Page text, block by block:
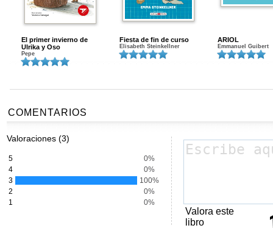
El primer invierno de
Ulrika y Oso
Pepe
Fiesta de fin de curso
Elisabeth Steinkellner
ARIOL
Emmanuel Guibert
COMENTARIOS
Valoraciones (3)
5
0%
4
0%
3
100%
2
0%
1
0%
Valora este
libro